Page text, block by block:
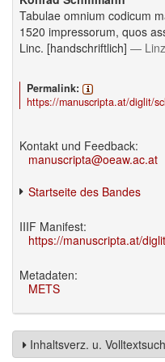
Tabulae omnium codicum
1520 impressorum, quos
Linc. [handschriftlich] —
Permalink:
https://manuscripta.at/diglit/
Kontakt und Feedback:
manuscripta@oeaw.ac.at
Startseite des Bandes
IIIF Manifest:
https://manuscripta.at/
Metadaten:
METS
Inhaltsverz. u.